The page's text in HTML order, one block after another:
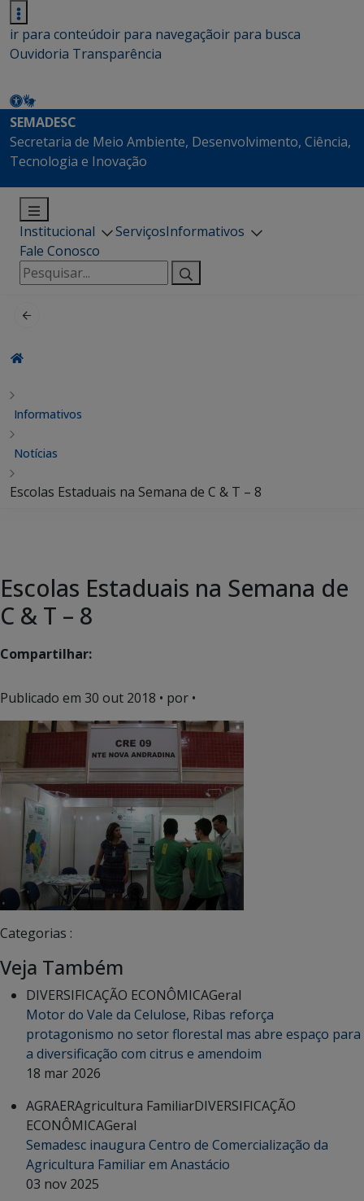
ir para conteúdoir para navegaçãoir para busca
Ouvidoria Transparência
SEMADESC
Secretaria de Meio Ambiente, Desenvolvimento, Ciência,
Tecnologia e Inovação
Institucional ServiçosInformativos
Fale Conosco
Pesquisar
por:
Informativos
Notícias
Escolas Estaduais na Semana de C & T – 8
Escolas Estaduais na Semana de
C & T – 8
Compartilhar:
Publicado em 30 out 2018 • por •
Categorias :
Veja Também
DIVERSIFICAÇÃO ECONÔMICAGeral
Motor do Vale da Celulose, Ribas reforça
protagonismo no setor florestal mas abre espaço para
a diversificação com citrus e amendoim
18 mar 2026
AGRAERAgricultura FamiliarDIVERSIFICAÇÃO
ECONÔMICAGeral
Semadesc inaugura Centro de Comercialização da
Agricultura Familiar em Anastácio
03 nov 2025